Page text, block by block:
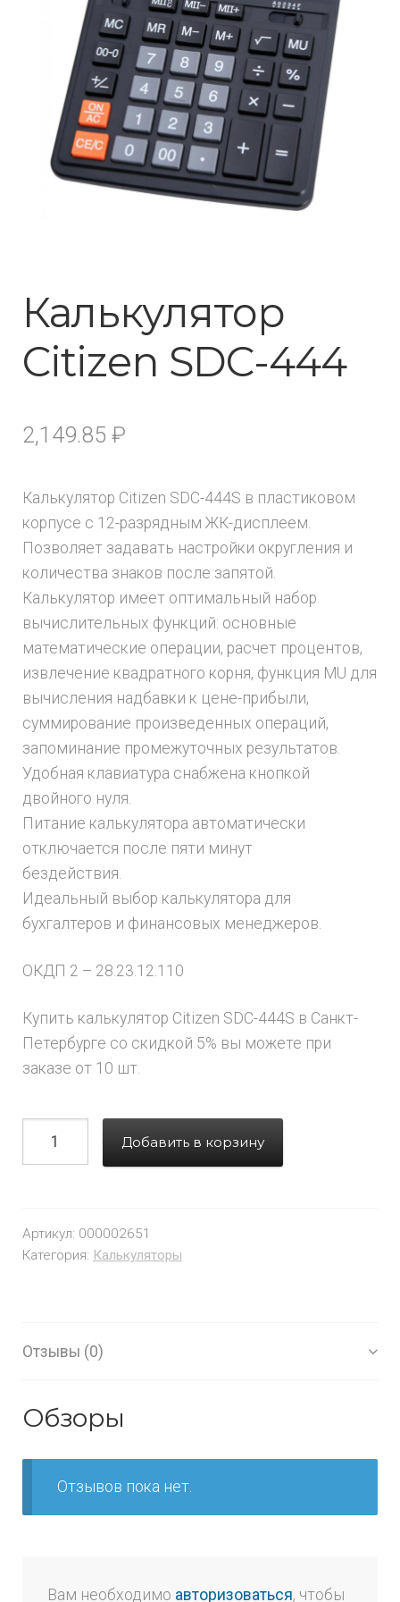
Калькулятор
Citizen SDC-444
2,149.85 ₽
Калькулятор Citizen SDC-444S в пластиковом
корпусе с 12-разрядным ЖК-дисплеем.
Позволяет задавать настройки округления и
количества знаков после запятой.
Калькулятор имеет оптимальный набор
вычислительных функций: основные
математические операции, расчет процентов,
извлечение квадратного корня, функция MU для
вычисления надбавки к цене-прибыли,
суммирование произведенных операций,
запоминание промежуточных результатов.
Удобная клавиатура снабжена кнопкой
двойного нуля.
Питание калькулятора автоматически
отключается после пяти минут
бездействия.
Идеальный выбор калькулятора для
бухгалтеров и финансовых менеджеров.
ОКДП 2 – 28.23.12.110
Купить калькулятор Citizen SDC-444S в Санкт-
Петербурге со скидкой 5% вы можете при
заказе от 10 шт.
Добавить в корзину
Артикул: 000002651
Категория: Калькуляторы
Отзывы (0)
Обзоры
Отзывов пока нет.
Вам необходимо авторизоваться, чтобы